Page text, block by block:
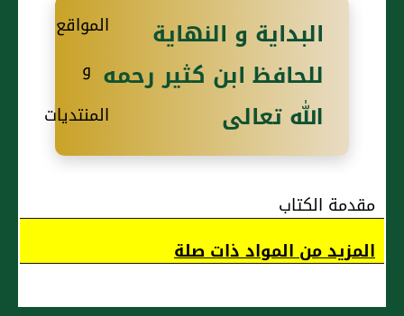
البداية و النهاية
للحافظ ابن كثير رحمه
الله تعالى
مقدمة الكتاب
المزيد من المواد ذات صلة